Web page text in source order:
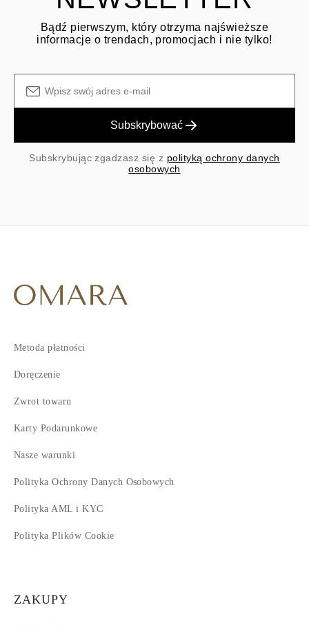
Bądź pierwszym, który otrzyma najświeższe
informacje o trendach, promocjach i nie tylko!
Subskrybować
Subskrybując zgadzasz się z polityką ochrony danych
osobowych
Metoda płatności
Doręczenie
Zwrot towaru
Karty Podarunkowe
Nasze warunki
Polityka Ochrony Danych Osobowych
Polityka AML i KYC
Polityka Plików Cookie
ZAKUPY